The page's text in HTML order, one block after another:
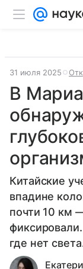
31 июля 2025
В
Китайские
впадине
почти 10 км
где нет